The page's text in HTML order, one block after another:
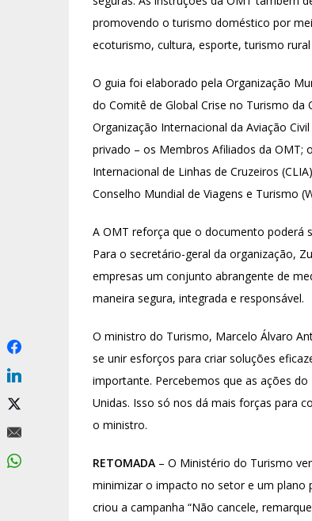
promovendo o turismo doméstico por
ecoturismo, cultura, esporte, turismo
O guia foi elaborado pela Organização
do Comitê de Global Crise no Turismo da
Organização Internacional da Aviação
privado – os Membros Afiliados da OMT;
Internacional de Linhas de Cruzeiros
Conselho Mundial de Viagens e Turismo
A OMT reforça que o documento poderá
Para o secretário-geral da organização,
empresas um conjunto abrangente de
maneira segura, integrada e responsável.
O ministro do Turismo, Marcelo Álvaro
se unir esforços para criar soluções
importante. Percebemos que as ações
Unidas. Isso só nos dá mais forças para
o ministro.
RETOMADA – O Ministério do Turismo
minimizar o impacto no setor e um plano
criou a campanha “Não cancele,